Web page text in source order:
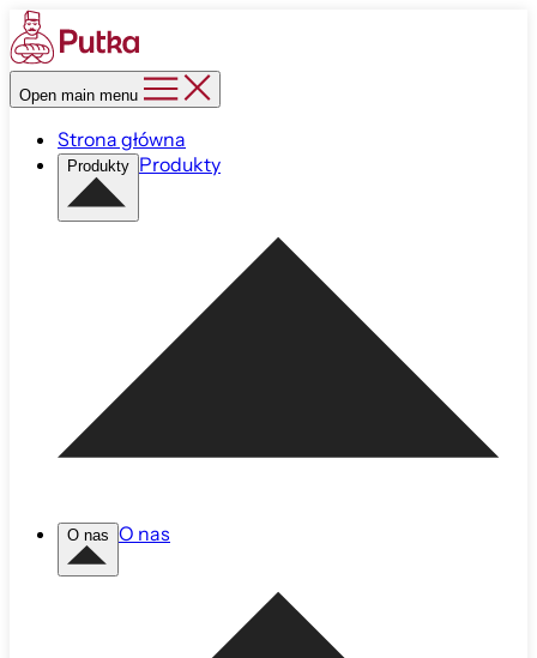
Open main menu
Strona główna
Produkty Produkty
O nas O nas